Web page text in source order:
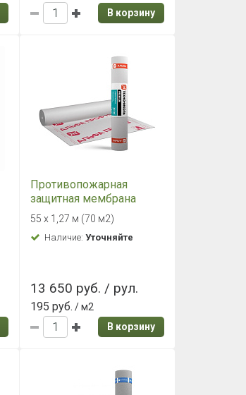
В корзину
Противопожарная
защитная мембрана
ТехноНИКОЛЬ АЛЬФА
ПРОФ НГ, шир. 1,27 м
55 х 1,27 м (70 м2)
Наличие: Уточняйте
13 650 руб. / рул.
195 руб. / м2
В корзину